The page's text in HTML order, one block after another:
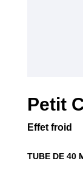
Petit
Effet froid
TUBE DE 40